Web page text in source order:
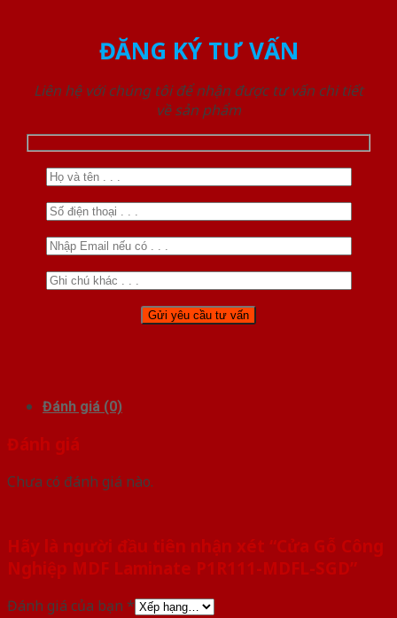
ĐĂNG KÝ TƯ VẤN
Liên hệ với chúng tôi để nhận được tư vấn chi tiết
về sản phẩm
Đánh giá (0)
Đánh giá
Chưa có đánh giá nào.
Hãy là người đầu tiên nhận xét “Cửa Gỗ Công
Nghiệp MDF Laminate P1R111-MDFL-SGD”
Đánh giá của bạn *